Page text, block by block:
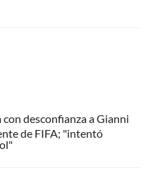
con desconfianza a Gianni
de FIFA; "intentó